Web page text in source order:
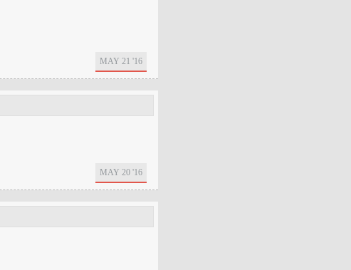
MAY 21 '16
MAY 20 '16